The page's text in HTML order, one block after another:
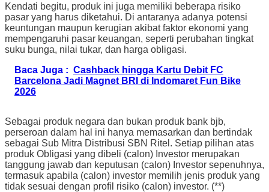
Kendati begitu, produk ini juga memiliki beberapa risiko
pasar yang harus diketahui. Di antaranya adanya potensi
keuntungan maupun kerugian akibat faktor ekonomi yang
mempengaruhi pasar keuangan, seperti perubahan tingkat
suku bunga, nilai tukar, dan harga obligasi.
Baca Juga : Cashback hingga Kartu Debit FC
Barcelona Jadi Magnet BRI di Indomaret Fun Bike
2026
Sebagai produk negara dan bukan produk bank bjb,
perseroan dalam hal ini hanya memasarkan dan bertindak
sebagai Sub Mitra Distribusi SBN Ritel. Setiap pilihan atas
produk Obligasi yang dibeli (calon) Investor merupakan
tanggung jawab dan keputusan (calon) Investor sepenuhnya,
termasuk apabila (calon) investor memilih jenis produk yang
tidak sesuai dengan profil risiko (calon) investor. (**)